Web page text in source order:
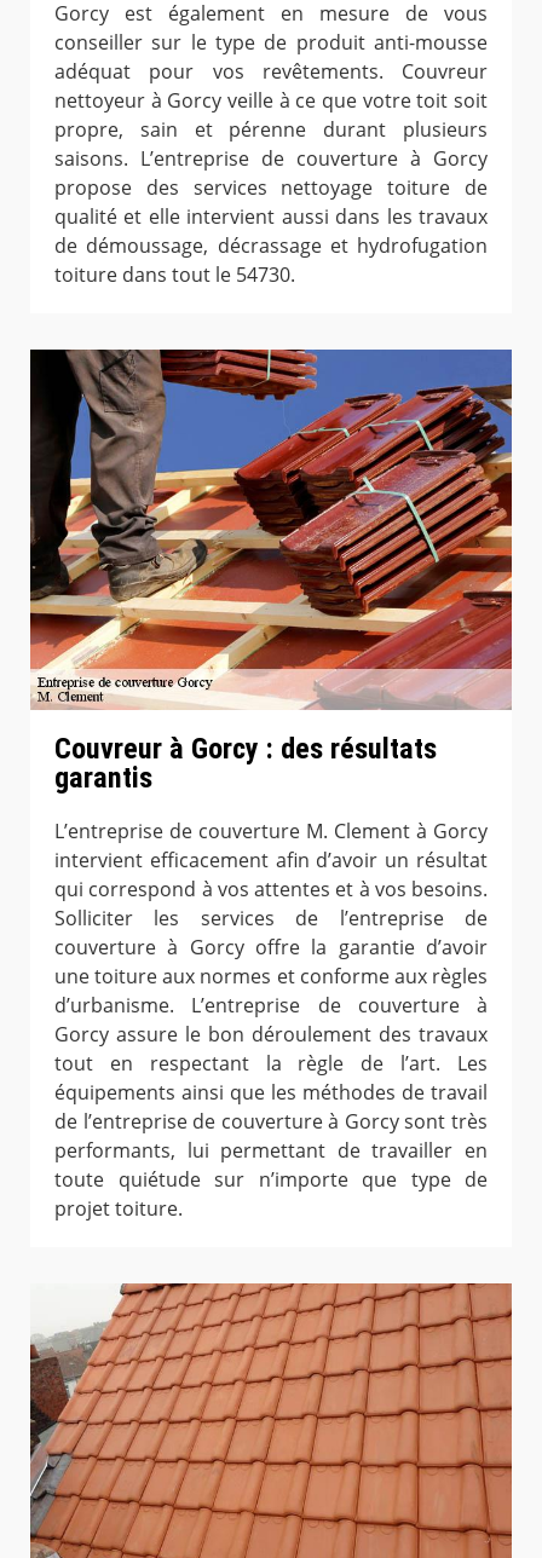
Gorcy est également en mesure de vous
conseiller sur le type de produit anti-mousse
adéquat pour vos revêtements. Couvreur
nettoyeur à Gorcy veille à ce que votre toit soit
propre, sain et pérenne durant plusieurs
saisons. L’entreprise de couverture à Gorcy
propose des services nettoyage toiture de
qualité et elle intervient aussi dans les travaux
de démoussage, décrassage et hydrofugation
toiture dans tout le 54730.
Couvreur à Gorcy : des résultats
garantis
L’entreprise de couverture M. Clement à Gorcy
intervient efficacement afin d’avoir un résultat
qui correspond à vos attentes et à vos besoins.
Solliciter les services de l’entreprise de
couverture à Gorcy offre la garantie d’avoir
une toiture aux normes et conforme aux règles
d’urbanisme. L’entreprise de couverture à
Gorcy assure le bon déroulement des travaux
tout en respectant la règle de l’art. Les
équipements ainsi que les méthodes de travail
de l’entreprise de couverture à Gorcy sont très
performants, lui permettant de travailler en
toute quiétude sur n’importe que type de
projet toiture.